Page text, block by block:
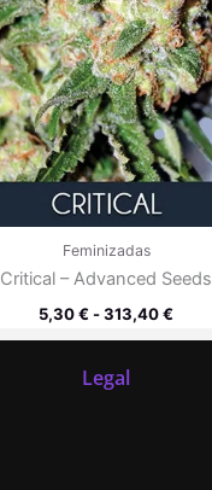
Feminizadas
Critical – Advanced Seeds
5,30€-313,40€
Legal